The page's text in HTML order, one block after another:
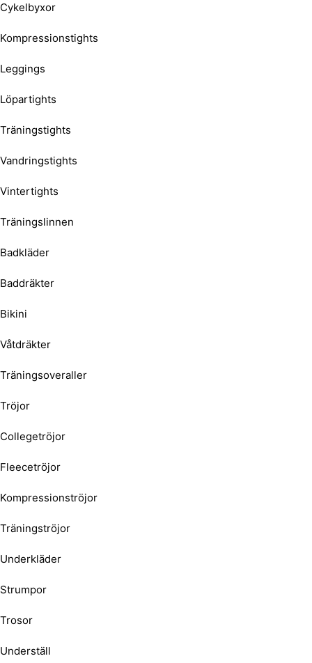
Cykelbyxor
Kompressionstights
Leggings
Löpartights
Träningstights
Vandringstights
Vintertights
Träningslinnen
Badkläder
Baddräkter
Bikini
Våtdräkter
Träningsoveraller
Tröjor
Collegetröjor
Fleecetröjor
Kompressionströjor
Träningströjor
Underkläder
Strumpor
Trosor
Underställ